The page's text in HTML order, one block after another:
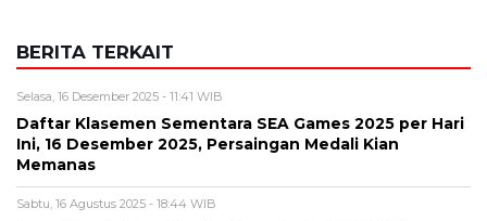
BERITA TERKAIT
Selasa, 16 Desember 2025 - 11:41 WIB
Daftar Klasemen Sementara SEA Games 2025 per Hari
Ini, 16 Desember 2025, Persaingan Medali Kian
Memanas
Sabtu, 16 Agustus 2025 - 18:44 WIB